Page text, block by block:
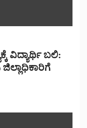
ವಿದ್ಯಾರ್ಥಿ ಬಲಿ:
ಜಿಲ್ಲಾಧಿಕಾರಿಗೆ